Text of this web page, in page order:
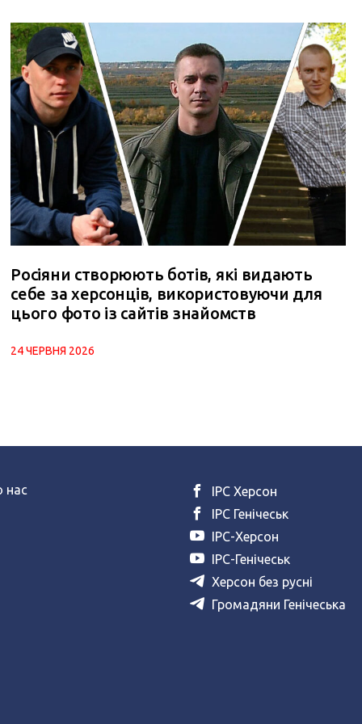
Росіяни створюють ботів, які видають
себе за херсонців, використовуючи для
цього фото із сайтів знайомств
24 ЧЕРВНЯ 2026
нас
ІРС Херсон
ІРС Генічеськ
ІРС-Херсон
ІРС-Генічеськ
Херсон без русні
Громадяни Генічеська